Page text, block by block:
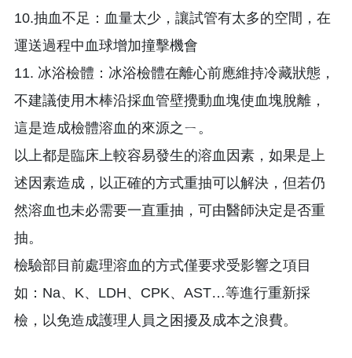
10.抽血不足：血量太少，讓試管有太多的空間，在
運送過程中血球增加撞擊機會
11. 冰浴檢體：冰浴檢體在離心前應維持冷藏狀態，
不建議使用木棒沿採血管壁攪動血塊使血塊脫離，
這是造成檢體溶血的來源之ㄧ。
以上都是臨床上較容易發生的溶血因素，如果是上
述因素造成，以正確的方式重抽可以解決，但若仍
然溶血也未必需要一直重抽，可由醫師決定是否重
抽。
檢驗部目前處理溶血的方式僅要求受影響之項目
如：Na、K、LDH、CPK、AST…等進行重新採
檢，以免造成護理人員之困擾及成本之浪費。